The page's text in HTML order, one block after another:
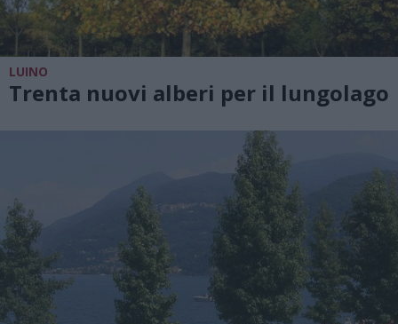
LUINO
Trenta nuovi alberi per il lungolago